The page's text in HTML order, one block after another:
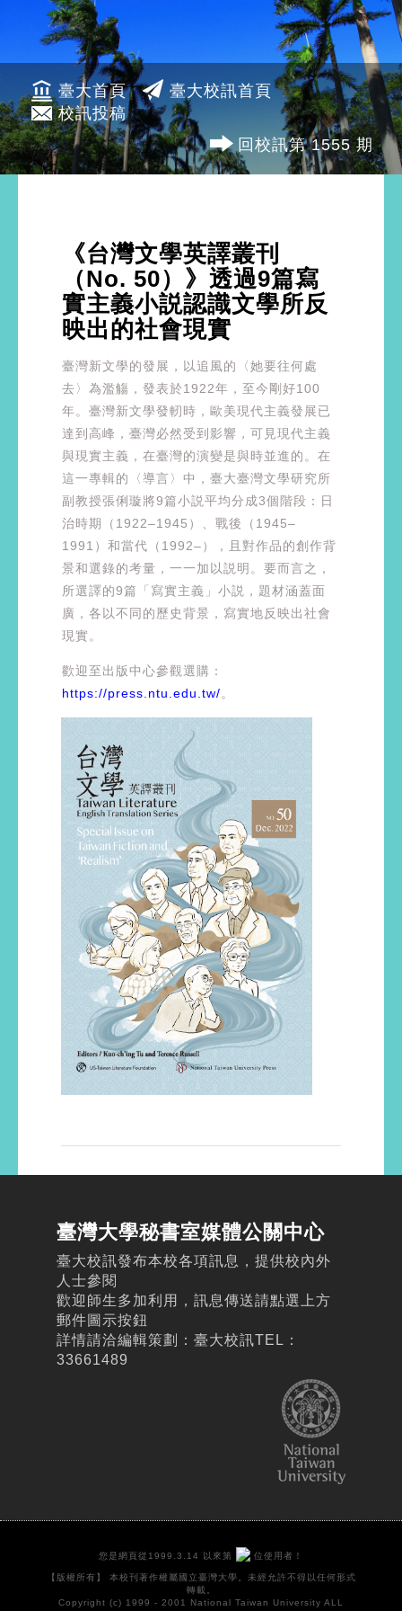
臺大首頁
臺大校訊首頁
校訊投稿
回校訊第 1555 期
《台灣文學英譯叢刊
（No. 50）》透過9篇寫
實主義小説認識文學所反
映出的社會現實
臺灣新文學的發展，以追風的〈她要往何處
去〉為濫觴，發表於1922年，至今剛好100
年。臺灣新文學發軔時，歐美現代主義發展已
達到高峰，臺灣必然受到影響，可見現代主義
與現實主義，在臺灣的演變是與時並進的。在
這一專輯的〈導言〉中，臺大臺灣文學研究所
副教授張俐璇將9篇小説平均分成3個階段：日
治時期（1922–1945）、戰後（1945–
1991）和當代（1992–），且對作品的創作背
景和選錄的考量，一一加以説明。要而言之，
所選譯的9篇「寫實主義」小説，題材涵蓋面
廣，各以不同的歷史背景，寫實地反映出社會
現實。
歡迎至出版中心參觀選購：
https://press.ntu.edu.tw/。
臺灣大學秘書室媒體公關中心
臺大校訊發布本校各項訊息，提供校內外
人士參閱
歡迎師生多加利用，訊息傳送請點選上方
郵件圖示按鈕
詳情請洽編輯策劃：臺大校訊TEL：
33661489
您是網頁從1999.3.14 以來第 位使用者！
【版權所有】 本校刊著作權屬國立臺灣大學。未經允許不得以任何形式
轉載。
Copyright (c) 1999 - 2001 National Taiwan University ALL